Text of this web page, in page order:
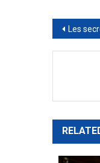
de
Les secrets des